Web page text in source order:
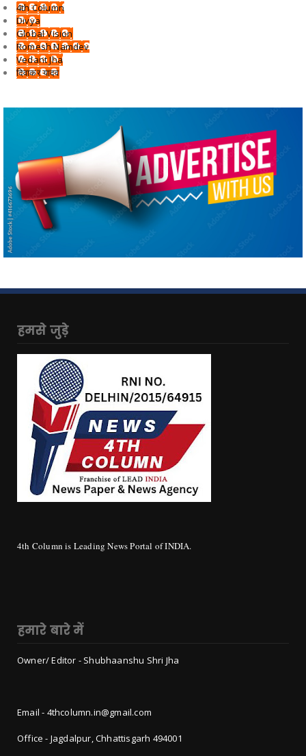
4th Column
Divya
Global Vision
Romesh Namdev
Vedant Jha
दिवाकर यादव
हमसे जुड़े
4th Column is Leading News Portal of INDIA.
हमारे बारे में
Owner/ Editor - Shubhaanshu Shri Jha
Email - 4thcolumn.in@gmail.com
Office - Jagdalpur, Chhattisgarh 494001